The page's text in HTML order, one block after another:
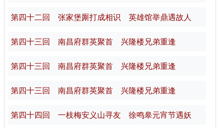
第四十二回 张家堡厮打成相识 英雄馆举鼎遇故人
第四十三回 南昌府群英聚首 兴隆楼兄弟重逢
第四十三回 南昌府群英聚首 兴隆楼兄弟重逢
第四十三回 南昌府群英聚首 兴隆楼兄弟重逢
第四十四回 一枝梅安义山寻友 徐鸣皋元宵节遇妖